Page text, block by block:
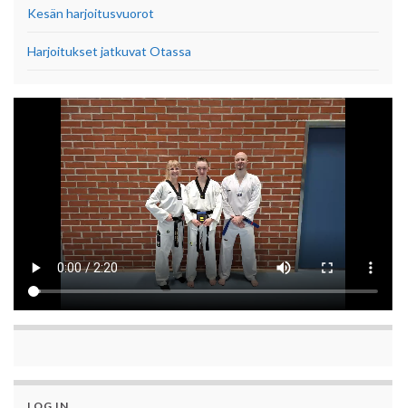
Kesän harjoitusvuorot
Harjoitukset jatkuvat Otassa